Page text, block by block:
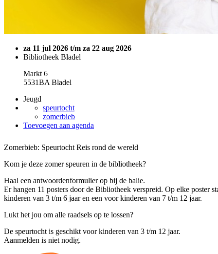
za 11 jul 2026 t/m za 22 aug 2026
Bibliotheek Bladel
Markt 6
5531BA Bladel
Jeugd
speurtocht
zomerbieb
Toevoegen aan agenda
Zomerbieb: Speurtocht Reis rond de wereld
Kom je deze zomer speuren in de bibliotheek?
Haal een antwoordenformulier op bij de balie.
Er hangen 11 posters door de Bibliotheek verspreid. Op elke poster
kinderen van 3 t/m 6 jaar en een voor kinderen van 7 t/m 12 jaar.
Lukt het jou om alle raadsels op te lossen?
De speurtocht is geschikt voor kinderen van 3 t/m 12 jaar.
Aanmelden is niet nodig.